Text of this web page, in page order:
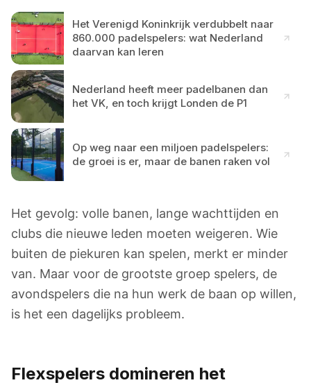
Het Verenigd Koninkrijk verdubbelt naar
860.000 padelspelers: wat Nederland
daarvan kan leren
Nederland heeft meer padelbanen dan
het VK, en toch krijgt Londen de P1
Op weg naar een miljoen padelspelers:
de groei is er, maar de banen raken vol
Het gevolg: volle banen, lange wachttijden en
clubs die nieuwe leden moeten weigeren. Wie
buiten de piekuren kan spelen, merkt er minder
van. Maar voor de grootste groep spelers, de
avondspelers die na hun werk de baan op willen,
is het een dagelijks probleem.
Flexspelers domineren het